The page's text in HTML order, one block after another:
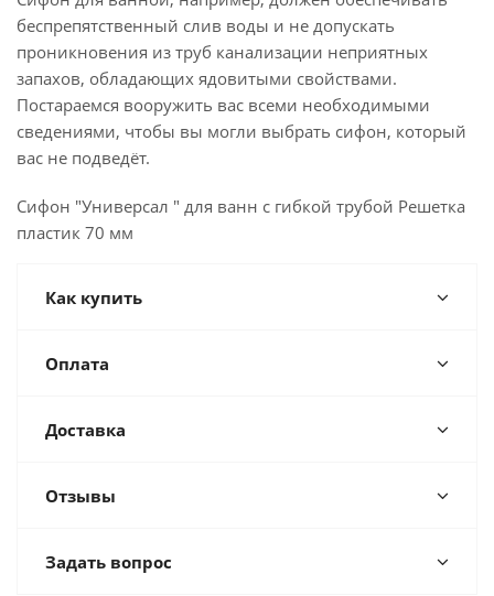
беспрепятственный слив воды и не допускать
проникновения из труб канализации неприятных
запахов, обладающих ядовитыми свойствами.
Постараемся вооружить вас всеми необходимыми
сведениями, чтобы вы могли выбрать сифон, который
вас не подведёт.
Сифон "Универсал " для ванн с гибкой трубой Решетка
пластик 70 мм
Как купить
Оплата
Доставка
Отзывы
Задать вопрос